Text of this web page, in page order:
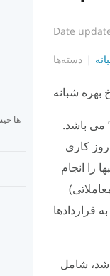
Date
دسته‌ها
بهره شبانه
می باشد.
کاری
را انجام
(به وقت سرور معاملاتی)
قراردادها
شامل